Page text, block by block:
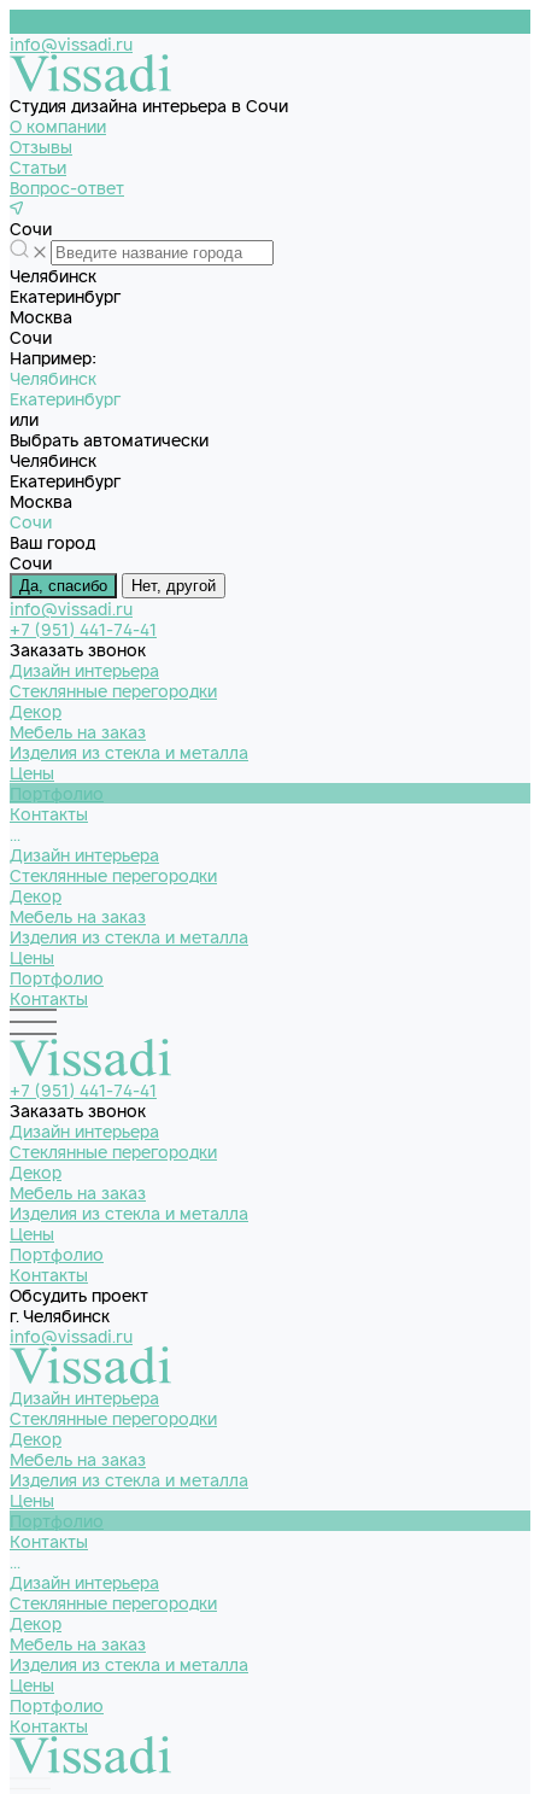
info@vissadi.ru
Студия дизайна интерьера в Сочи
О компании
Отзывы
Статьи
Вопрос-ответ
Сочи
Челябинск
Екатеринбург
Москва
Сочи
Например:
Челябинск
Екатеринбург
или
Выбрать автоматически
Челябинск
Екатеринбург
Москва
Сочи
Ваш город
Сочи
Да, спасибо Нет, другой
info@vissadi.ru
+7 (951) 441-74-41
Заказать звонок
Дизайн интерьера
Стеклянные перегородки
Декор
Мебель на заказ
Изделия из стекла и металла
Цены
Портфолио
Контакты
...
Дизайн интерьера
Стеклянные перегородки
Декор
Мебель на заказ
Изделия из стекла и металла
Цены
Портфолио
Контакты
+7 (951) 441-74-41
Заказать звонок
Дизайн интерьера
Стеклянные перегородки
Декор
Мебель на заказ
Изделия из стекла и металла
Цены
Портфолио
Контакты
Обсудить проект
г. Челябинск
info@vissadi.ru
Дизайн интерьера
Стеклянные перегородки
Декор
Мебель на заказ
Изделия из стекла и металла
Цены
Портфолио
Контакты
...
Дизайн интерьера
Стеклянные перегородки
Декор
Мебель на заказ
Изделия из стекла и металла
Цены
Портфолио
Контакты